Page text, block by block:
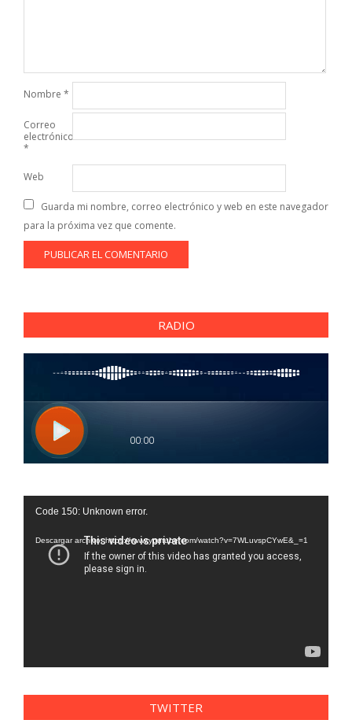
Nombre *
Correo
electrónico
*
Web
Guarda mi nombre, correo electrónico y web en este navegador
para la próxima vez que comente.
RADIO
Reproductor
vídeo
Code 150: Unknown error.
Descargar archivo: https://www.youtube.com/watch?v=7WLuvspCYwE&_=1
TWITTER